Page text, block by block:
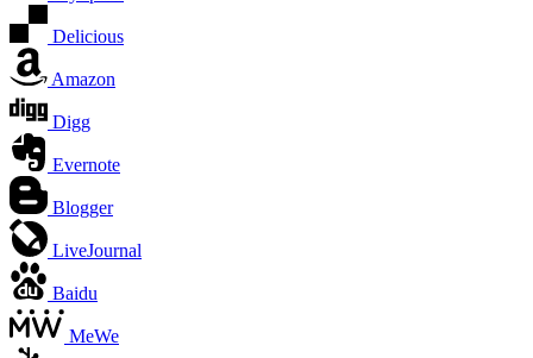
Delicious
Amazon
Digg
Evernote
Blogger
LiveJournal
Baidu
MeWe